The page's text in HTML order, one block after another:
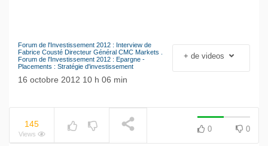
NOW PLAYING
Le séisme industriel
Volkswagen
Forum de l'Investissement 2012 : Interview de
Fabrice Cousté Directeur Général CMC Markets .
Forum de l'Investissement 2012 : Epargne -
Placements : Stratégie d'investissement
16 octobre 2012 10 h 06 min
+ de videos
145
Views
0 0